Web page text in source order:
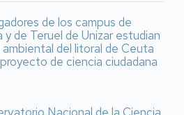
de los campus de
y de Teruel de Unizar estudian
ambiental del litoral de Ceuta
de ciencia ciudadana